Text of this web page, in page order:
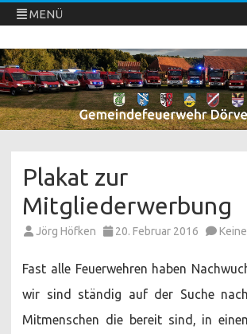
MENÜ
Freiwillige Feuerwehren
Direkt
zum
Inhalt
springen
Plakat zur
Mitgliederwerbung
Jörg Höfken 20. Februar 2016
Fast alle Feuerwehren haben
wir sind ständig auf der Suche
Mitmenschen die bereit sind, in